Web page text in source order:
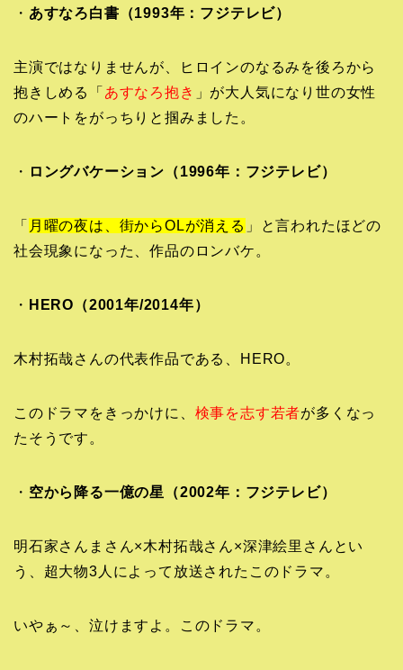
・ あすなろ白書（1993年：フジテレビ）
主演ではなりませんが、ヒロインのなるみを後ろから
抱きしめる「 あすなろ抱き 」が大人気になり世の女性
のハートをがっちりと掴みました。
・ ロングバケーション（1996年：フジテレビ）
「 月曜の夜は、街からOLが消える 」と言われたほどの
社会現象になった、作品のロンバケ。
・ HERO（2001年/2014年）
木村拓哉さんの代表作品である、HERO。
このドラマをきっかけに、 検事を志す若者が多くなっ
たそうです。
・ 空から降る一億の星（2002年：フジテレビ）
明石家さんまさん×木村拓哉さん×深津絵里さんとい
う、超大物3人によって放送されたこのドラマ。
いやぁ～、泣けますよ。このドラマ。